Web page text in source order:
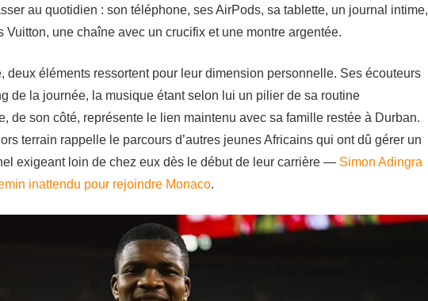
au quotidien : son téléphone, ses AirPods, sa tablette, un journal intime,
Vuitton, une chaîne avec un crucifix et une montre argentée.
deux éléments ressortent pour leur dimension personnelle. Ses écouteurs
de la journée, la musique étant selon lui un pilier de sa routine
de son côté, représente le lien maintenu avec sa famille restée à Durban.
terrain rappelle le parcours d’autres jeunes Africains qui ont dû gérer un
exigeant loin de chez eux dès le début de leur carrière — Simon Adingra
inattendu pour rejoindre Monaco.